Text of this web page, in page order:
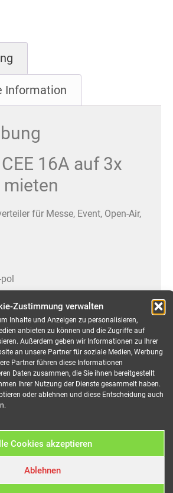
Zustimmung verwalten
Inhalte und Anzeigen zu personalisieren,
anbieten zu können und die Zugriffe auf
Außerdem geben wir Informationen zu Ihrer
an unsere Partner für soziale Medien, Werbung
Partner führen diese Informationen
Daten zusammen, die Sie ihnen bereitgestellt
Ihrer Nutzung der Dienste gesammelt haben.
oder ablehnen und diese Entscheidung auch
Cookies akzeptieren
Ablehnen
Information
16A auf 3x
mieten
für Messe, Event, Open-Air,
pol
5-pol parallel zu Eingang
mobile Stromversorgung
rent in Stuttgart.
+ Stromverteiler +
+ Überfahrrampen und
Notbeleuchtung +
+ Eventverteiler +
+ Flächenleuchten +
+ LED-Strahler +
+ Lichtmasten.
SERVICE